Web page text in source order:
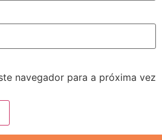
navegador para a próxima vez